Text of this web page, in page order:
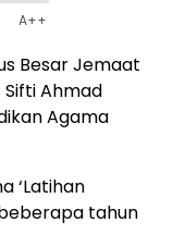
A++
Besar Jemaat
Sifti Ahmad
Agama
‘Latihan
tahun